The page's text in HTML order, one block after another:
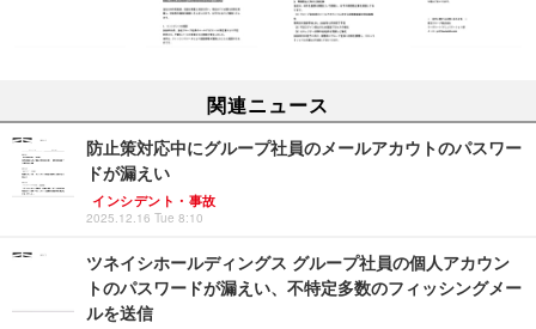
関連ニュース
防止策対応中にグループ社員のメールアカウトのパスワー
ドが漏えい
インシデント・事故
2025.12.16 Tue 8:10
ツネイシホールディングス グループ社員の個人アカウン
トのパスワードが漏えい、不特定多数のフィッシングメー
ルを送信